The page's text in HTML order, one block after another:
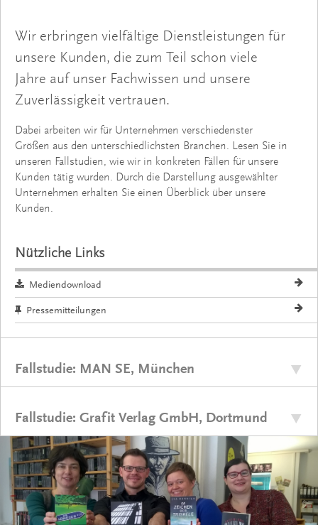
Wir erbringen vielfältige Dienstleistungen für
unsere Kunden, die zum Teil schon viele
Jahre auf unser Fachwissen und unsere
Zuverlässigkeit vertrauen.
Dabei arbeiten wir für Unternehmen verschiedenster
Größen aus den unterschiedlichsten Branchen. Lesen Sie in
unseren Fallstudien, wie wir in konkreten Fällen für unsere
Kunden tätig wurden. Durch die Darstellung ausgewählter
Unternehmen erhalten Sie einen Überblick über unsere
Kunden.
Nützliche Links
Mediendownload
Pressemitteilungen
Fallstudie: MAN SE, München
Fallstudie: Grafit Verlag GmbH, Dortmund